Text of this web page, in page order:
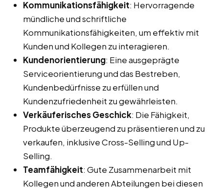
Kommunikationsfähigkeit: Hervorragende
mündliche und schriftliche
Kommunikationsfähigkeiten, um effektiv mit
Kunden und Kollegen zu interagieren.
Kundenorientierung: Eine ausgeprägte
Serviceorientierung und das Bestreben,
Kundenbedürfnisse zu erfüllen und
Kundenzufriedenheit zu gewährleisten.
Verkäuferisches Geschick: Die Fähigkeit,
Produkte überzeugend zu präsentieren und zu
verkaufen, inklusive Cross-Selling und Up-
Selling.
Teamfähigkeit: Gute Zusammenarbeit mit
Kollegen und anderen Abteilungen bei diesen